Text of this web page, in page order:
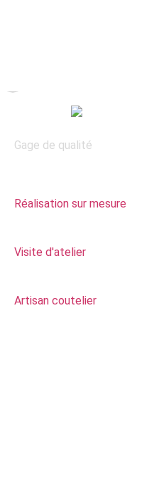
Gage de qualité
Réalisation sur mesure
Visite d'atelier
Artisan coutelier